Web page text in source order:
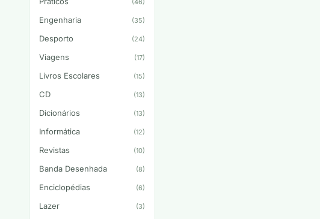
Engenharia (35)
Desporto (24)
Viagens (17)
Livros Escolares (15)
CD (13)
Dicionários (13)
Informática (12)
Revistas (10)
Banda Desenhada (8)
Enciclopédias (6)
Lazer (3)